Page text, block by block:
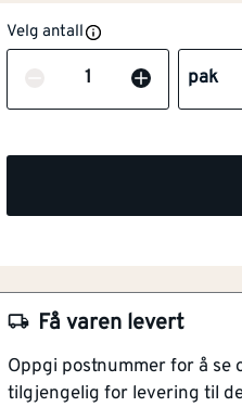
Velg antall
Antall pak
Få varen levert
Oppgi postnummer for å se
tilgjengelig for levering til
NOBB
44018974
Artikkelnummer 101154008